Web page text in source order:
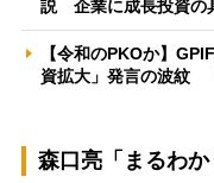
説 企業に成長投資の
【令和のPKOか】
資拡大」発言の波紋
森口亮「まるわか